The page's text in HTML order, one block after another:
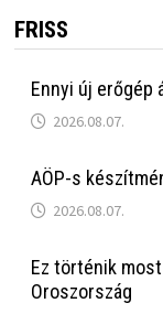
FRISS
Ennyi új erőgép
2026.08.07.
AÖP-s
2026.08.07.
Ez történik most
Oroszország